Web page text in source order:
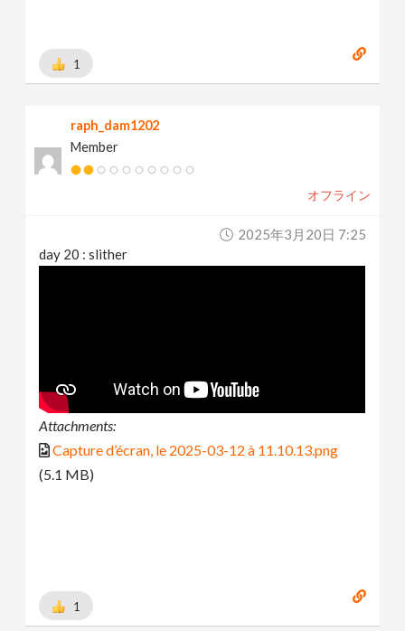
1
raph_dam1202
Member
オフライン
2025年3月20日 7:25
day 20 : slither
Attachments:
Capture d’écran, le 2025-03-12 à 11.10.13.png
(5.1 MB)
1